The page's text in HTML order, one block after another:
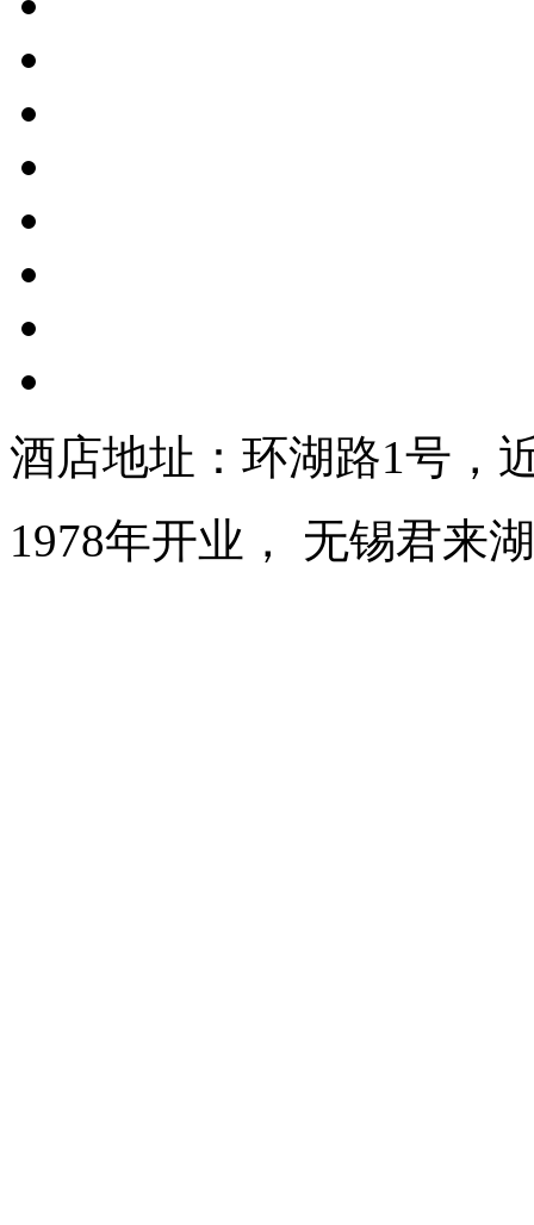
酒店地址：环湖路1号，
1978年开业， 无锡君